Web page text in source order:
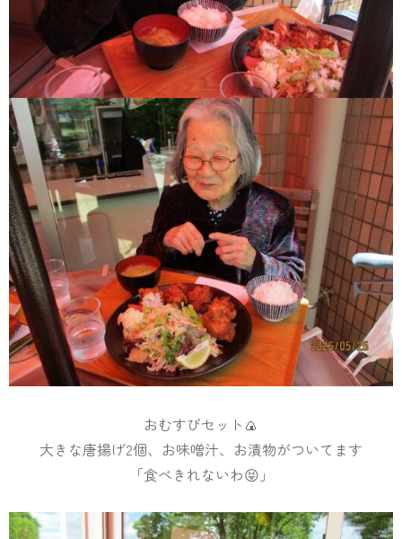
おむすびセット🍙
大きな唐揚げ2個、お味噌汁、お漬物がついてます
「食べきれないわ😝」